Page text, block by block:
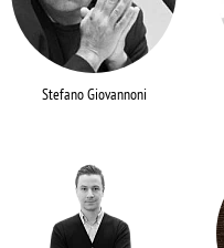
Stefano Giovannoni